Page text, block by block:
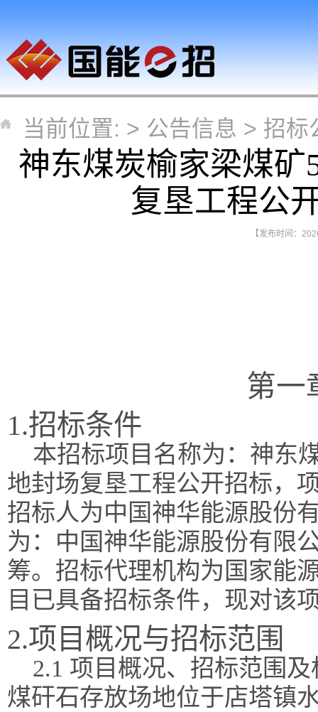
当前位置: > 公告信息 > 招标
神东煤炭榆家梁煤矿
复垦工程公
【发布时间：
第一
1.招标条件
本招标项目名称为：神东
地封场复垦工程公开招标，
招标人为中国神华能源股份
为：中国神华能源股份有限
筹。招标代理机构为国家能
目已具备招标条件，现对该
2.项目概况与招标范围
2.1 项目概况、招标范围
煤矸石存放场地位于店塔镇